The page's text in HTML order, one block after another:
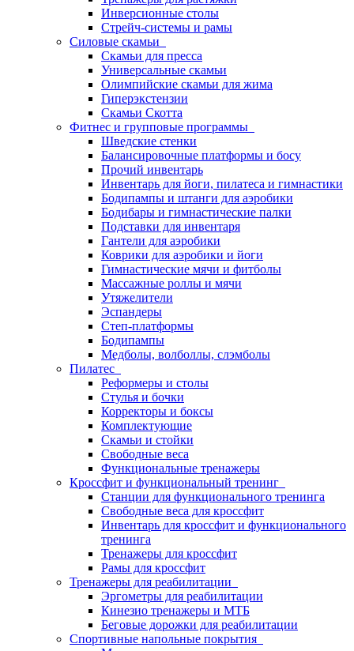
Инверсионные столы
Стрейч-системы и рамы
Силовые скамьи
Скамьи для пресса
Универсальные скамьи
Олимпийские скамьи для жима
Гиперэкстензии
Скамьи Скотта
Фитнес и групповые программы
Шведские стенки
Балансировочные платформы и босу
Прочий инвентарь
Инвентарь для йоги, пилатеса и гимнастики
Бодипампы и штанги для аэробики
Бодибары и гимнастические палки
Подставки для инвентаря
Гантели для аэробики
Коврики для аэробики и йоги
Гимнастические мячи и фитболы
Массажные роллы и мячи
Утяжелители
Эспандеры
Степ-платформы
Бодипампы
Медболы, волболлы, слэмболы
Пилатес
Реформеры и столы
Стулья и бочки
Корректоры и боксы
Комплектующие
Скамьи и стойки
Свободные веса
Функциональные тренажеры
Кроссфит и функциональный тренинг
Станции для функционального тренинга
Свободные веса для кроссфит
Инвентарь для кроссфит и функционального
тренинга
Тренажеры для кроссфит
Рамы для кроссфит
Тренажеры для реабилитации
Эргометры для реабилитации
Кинезио тренажеры и МТБ
Беговые дорожки для реабилитации
Спортивные напольные покрытия